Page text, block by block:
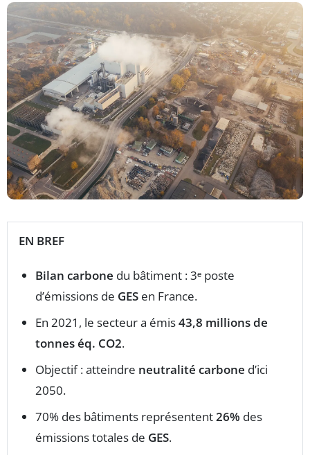
EN BREF
Bilan carbone du bâtiment : 3ᵉ poste
d’émissions de GES en France.
En 2021, le secteur a émis43,8 millions de
tonnes éq. CO2.
Objectif : atteindre neutralité carbone d’ici
2050.
70% des bâtiments représentent26% des
émissions totales de GES.